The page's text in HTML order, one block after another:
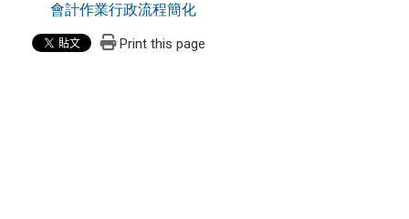
會計作業行政流程簡化
Print this page